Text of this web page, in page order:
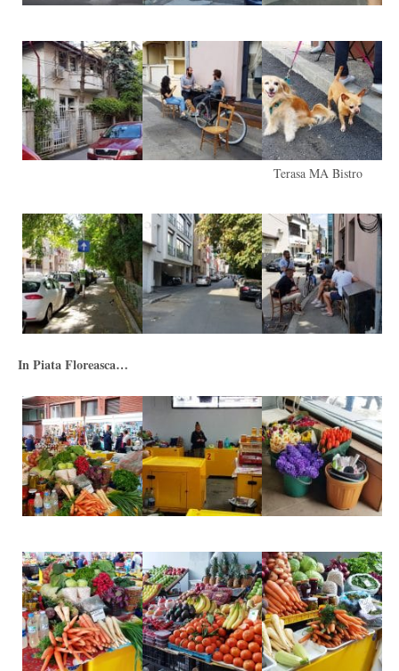
Terasa MA Bistro
In Piata Floreasca…